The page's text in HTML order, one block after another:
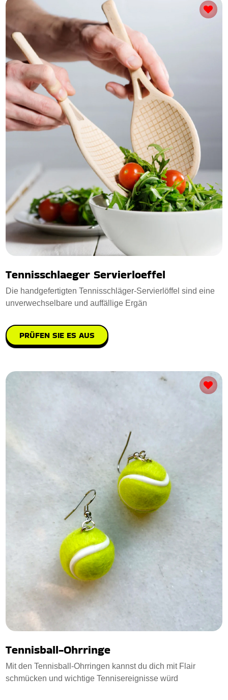
Tennisschlaeger Servierloeffel
Die handgefertigten Tennisschläger-Servierlöffel sind eine
unverwechselbare und auffällige Ergän
PRÜFEN SIE ES AUS
Tennisball-Ohrringe
Mit den Tennisball-Ohrringen kannst du dich mit Flair
schmücken und wichtige Tennisereignisse würd